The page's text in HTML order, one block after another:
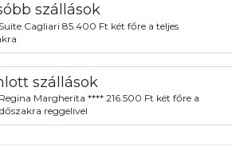
szállások
Cagliari 85.400 Ft két főre a teljes
szállások
Margherita **** 216.500 Ft két főre a
reggelivel